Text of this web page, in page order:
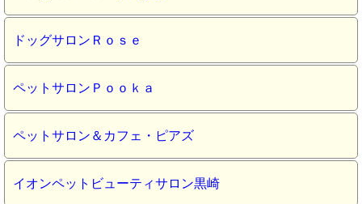
ドッグサロンＲｏｓｅ
ペットサロンＰｏｏｋａ
ペットサロン＆カフェ・ピアズ
イオンペットビューティサロン黒崎